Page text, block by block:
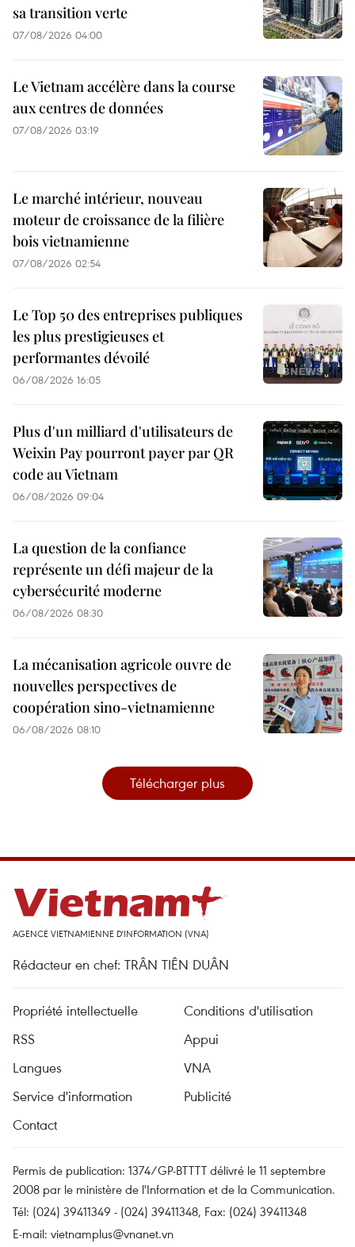
sa transition verte
07/08/2026 04:00
Le Vietnam accélère dans la course
aux centres de données
07/08/2026 03:19
Le marché intérieur, nouveau
moteur de croissance de la filière
bois vietnamienne
07/08/2026 02:54
Le Top 50 des entreprises publiques
les plus prestigieuses et
performantes dévoilé
06/08/2026 16:05
Plus d'un milliard d'utilisateurs de
Weixin Pay pourront payer par QR
code au Vietnam
06/08/2026 09:04
La question de la confiance
représente un défi majeur de la
cybersécurité moderne
06/08/2026 08:30
La mécanisation agricole ouvre de
nouvelles perspectives de
coopération sino-vietnamienne
06/08/2026 08:10
Télécharger plus
AGENCE VIETNAMIENNE D'INFORMATION (VNA)
Rédacteur en chef: TRÂN TIÊN DUÂN
Propriété intellectuelle
Conditions d'utilisation
RSS
Appui
Langues
VNA
Service d'information
Publicité
Contact
Permis de publication: 1374/GP-BTTTT délivré le 11 septembre
2008 par le ministère de l'Information et de la Communication.
Tél: (024) 39411349 - (024) 39411348, Fax: (024) 39411348
E-mail: vietnamplus@vnanet.vn